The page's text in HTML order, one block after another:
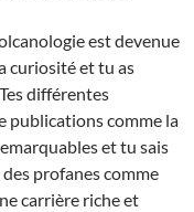
est devenue
curiosité et tu as
différentes
publications comme la
et tu sais
profanes comme
carrière riche et